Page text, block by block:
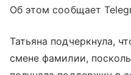
Об этом сообщает
Татьяна подчеркнула,
смене фамилии,